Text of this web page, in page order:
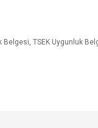
TSEK Uygunluk